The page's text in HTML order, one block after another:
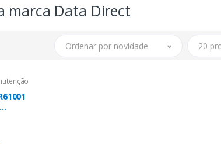
marca Data Direct
Ordenar por novidade 20